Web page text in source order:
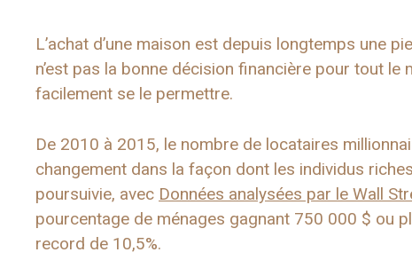
L’achat d’une maison est depuis longtemps une
n’est pas la bonne décision financière pour tout
facilement se le permettre.
De 2010 à 2015, le nombre de locataires
changement dans la façon dont les individus
poursuivie, avec Données analysées par le Wall
pourcentage de ménages gagnant 750 000 $ ou
record de 10,5%.